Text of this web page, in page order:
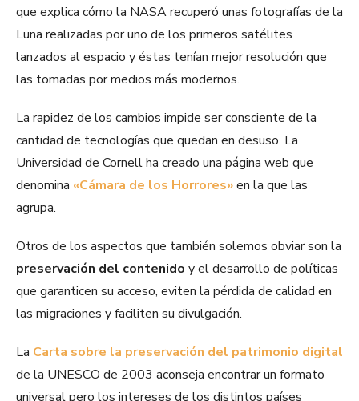
que explica cómo la NASA recuperó unas fotografías de la
Luna realizadas por uno de los primeros satélites
lanzados al espacio y éstas tenían mejor resolución que
las tomadas por medios más modernos.
La rapidez de los cambios impide ser consciente de la
cantidad de tecnologías que quedan en desuso. La
Universidad de Cornell ha creado una página web que
denomina «Cámara de los Horrores»en la que las
agrupa.
Otros de los aspectos que también solemos obviar son la
preservación del contenido y el desarrollo de políticas
que garanticen su acceso, eviten la pérdida de calidad en
las migraciones y faciliten su divulgación.
La Carta sobre la preservación del patrimonio digital
de la UNESCO de 2003 aconseja encontrar un formato
universal pero los intereses de los distintos países